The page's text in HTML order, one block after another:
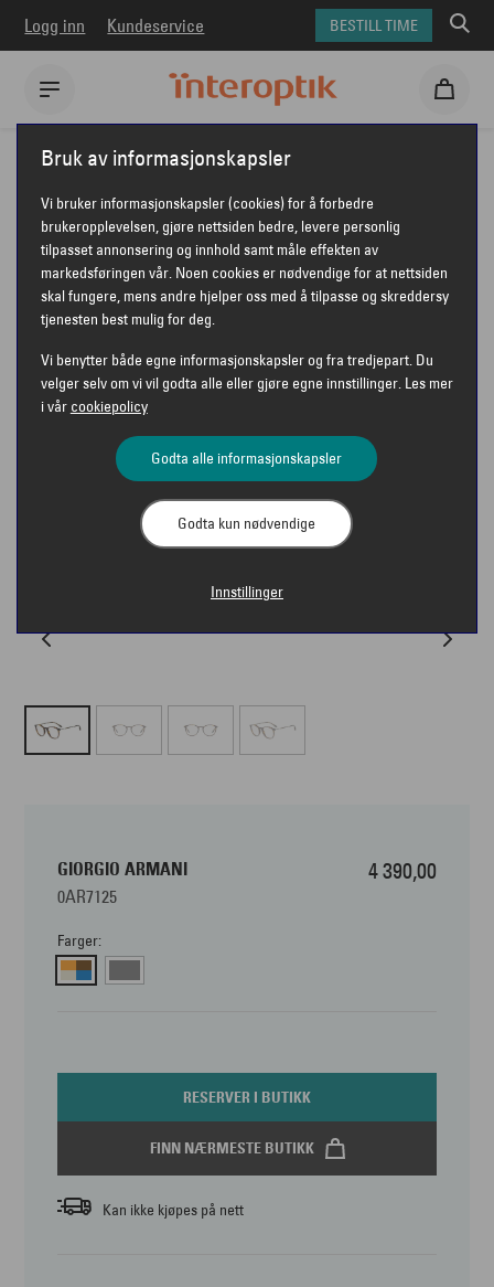
Logg inn Kundeservice BESTILL TIME
Interoptik Briller
Giorgio Armani briller
GIORGIO ARMANI 0AR7125
GIORGIO ARMANI 0AR7125
GIORGIO ARMANI
0AR7125
4 390,00
Farger:
RESERVER I BUTIKK
FINN NÆRMESTE BUTIKK
Kan ikke kjøpes på nett
Bruk av informasjonskapsler
Vi bruker informasjonskapsler (cookies) for å forbedre
brukeropplevelsen, gjøre nettsiden bedre, levere personlig
tilpasset annonsering og innhold samt måle effekten av
markedsføringen vår. Noen cookies er nødvendige for at nettsiden
skal fungere, mens andre hjelper oss med å tilpasse og skreddersy
tjenesten best mulig for deg.
Vi benytter både egne informasjonskapsler og fra tredjepart. Du
velger selv om vi vil godta alle eller gjøre egne innstillinger. Les mer
i vår cookiepolicy
Godta alle informasjonskapsler
Godta kun nødvendige
Innstillinger